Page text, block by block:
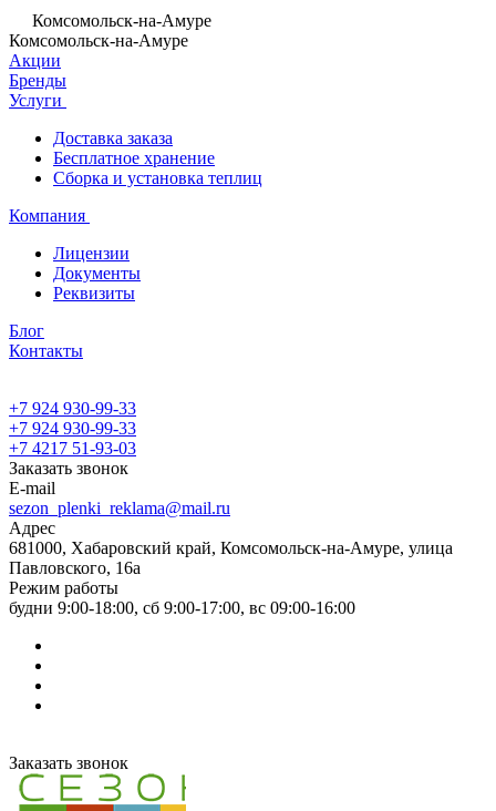
Комсомольск-на-Амуре
Комсомольск-на-Амуре
Акции
Бренды
Услуги
Доставка заказа
Бесплатное хранение
Сборка и установка теплиц
Компания
Лицензии
Документы
Реквизиты
Блог
Контакты
+7 924 930-99-33
+7 924 930-99-33
+7 4217 51-93-03
Заказать звонок
E-mail
sezon_plenki_reklama@mail.ru
Адрес
681000, Хабаровский край, Комсомольск-на-Амуре, улица
Павловского, 16а
Режим работы
будни 9:00-18:00, сб 9:00-17:00, вс 09:00-16:00
Заказать звонок